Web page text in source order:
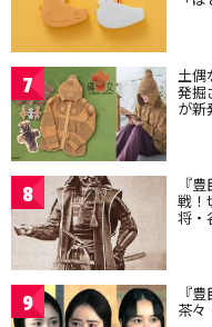
7 土偶
発掘
が新
8 『
戦！
将・
9 『
茶